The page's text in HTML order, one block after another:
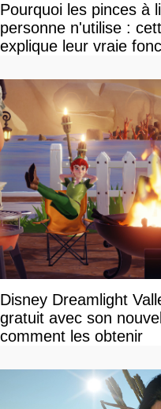
Pourquoi les pinces à
personne n'utilise :
explique leur vraie
Disney Dreamlight
gratuit avec son
comment les obtenir